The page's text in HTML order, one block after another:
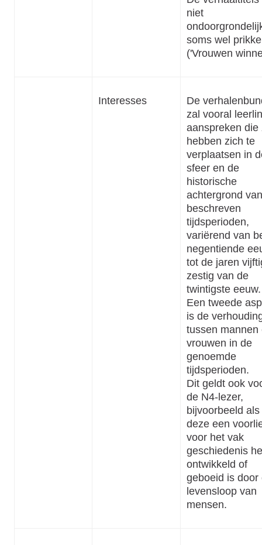
niet
soms wel
('Vrouwen
Interesses
De
zal vooral
aanspreken die
hebben zich te
verplaatsen in
sfeer en de
historische
achtergrond
beschreven
tijdsperioden,
variërend van
negentiende
tot de jaren
zestig van de
twintigste eeuw.
Een tweede
is de
tussen mannen
vrouwen in de
genoemde
tijdsperioden.
Dit geldt ook
de N4-lezer,
bijvoorbeeld als
deze een
voor het vak
geschiedenis
ontwikkeld of
geboeid is door
levensloop van
mensen.